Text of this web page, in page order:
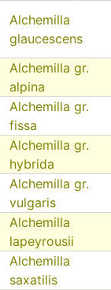
Alchemilla
glaucescens
Alchemilla gr.
alpina
Alchemilla gr.
fissa
Alchemilla gr.
hybrida
Alchemilla gr.
vulgaris
Alchemilla
lapeyrousii
Alchemilla
saxatilis